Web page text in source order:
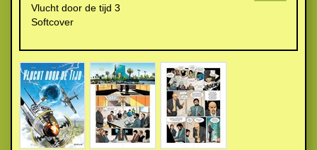
Vlucht door de tijd 3
Softcover